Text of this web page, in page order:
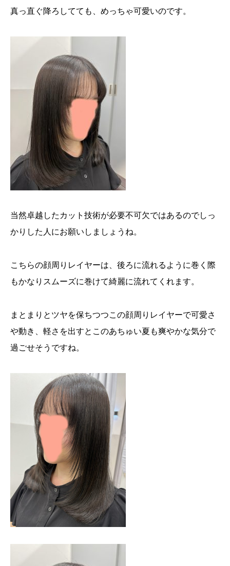
真っ直ぐ降ろしてても、めっちゃ可愛いのです。
当然卓越したカット技術が必要不可欠ではあるのでしっ
かりした人にお願いしましょうね。
こちらの顔周りレイヤーは、後ろに流れるように巻く際
もかなりスムーズに巻けて綺麗に流れてくれます。
まとまりとツヤを保ちつつこの顔周りレイヤーで可愛さ
や動き、軽さを出すとこのあちゅい夏も爽やかな気分で
過ごせそうですね。